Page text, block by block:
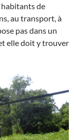
de
au transport, à
pas dans un
elle doit y trouver